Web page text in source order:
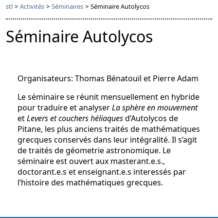
stl > Activités > Séminaires > Séminaire Autolycos
Séminaire Autolycos
Organisateurs: Thomas Bénatouïl et Pierre Adam
Le séminaire se réunit mensuellement en hybride
pour traduire et analyserLa sphère en mouvement
etLevers et couchers héliaquesd’Autolycos de
Pitane, les plus anciens traités de mathématiques
grecques conservés dans leur intégralité. Il s’agit
de traités de géometrie astronomique. Le
séminaire est ouvert aux masterant.e.s.,
doctorant.e.s et enseignant.e.s interessés par
l’histoire des mathématiques grecques.